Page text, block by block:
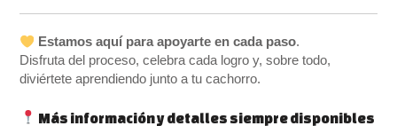
Estamos aquí para apoyarte en cada paso.
Disfruta del proceso, celebra cada logro y, sobre todo,
diviértete aprendiendo junto a tu cachorro.
Más información y detalles siempre disponibles